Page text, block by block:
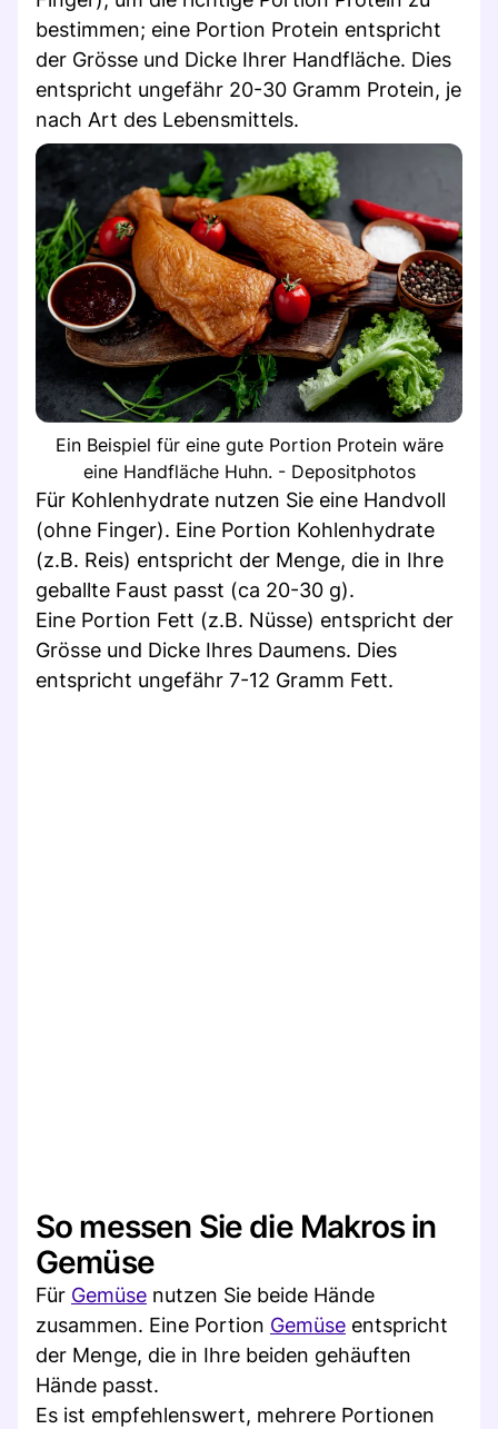
bestimmen; eine Portion Protein entspricht
der Grösse und Dicke Ihrer Handfläche. Dies
entspricht ungefähr 20-30 Gramm Protein, je
nach Art des Lebensmittels.
Ein Beispiel für eine gute Portion Protein wäre
eine Handfläche Huhn. - Depositphotos
Für Kohlenhydrate nutzen Sie eine Handvoll
(ohne Finger). Eine Portion Kohlenhydrate
(z.B. Reis) entspricht der Menge, die in Ihre
geballte Faust passt (ca 20-30 g).
Eine Portion Fett (z.B. Nüsse) entspricht der
Grösse und Dicke Ihres Daumens. Dies
entspricht ungefähr 7-12 Gramm Fett.
So messen Sie die Makros in
Gemüse
Für Gemüse nutzen Sie beide Hände
zusammen. Eine Portion Gemüse entspricht
der Menge, die in Ihre beiden gehäuften
Hände passt.
Es ist empfehlenswert, mehrere Portionen